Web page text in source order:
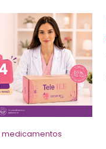
medicamentos